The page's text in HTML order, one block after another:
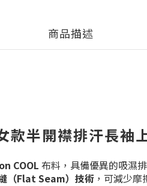
商品描述
半開襟排汗長袖
COOL 布料，具備優異的吸濕
（Flat Seam）技術 ，可減少